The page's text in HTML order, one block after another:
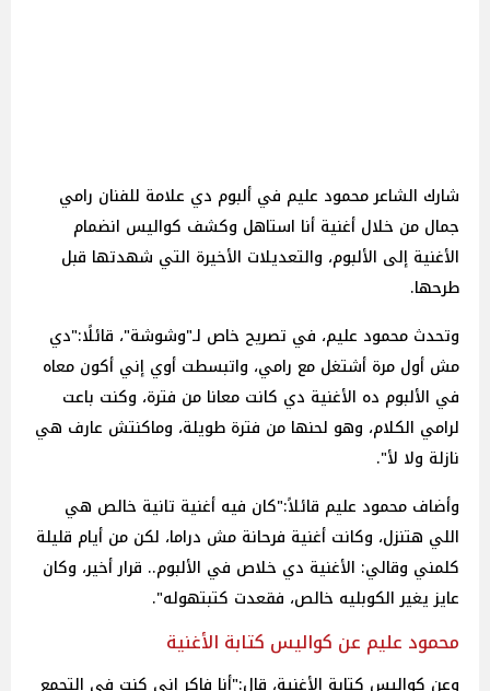
شارك الشاعر محمود عليم في ألبوم دي علامة للفنان رامي
جمال من خلال أغنية أنا استاهل وكشف كواليس انضمام
الأغنية إلى الألبوم، والتعديلات الأخيرة التي شهدتها قبل
طرحها.
وتحدث محمود عليم، في تصريح خاص لـ"وشوشة"، قائلًا:"دي
مش أول مرة أشتغل مع رامي، واتبسطت أوي إني أكون معاه
في الألبوم ده الأغنية دي كانت معانا من فترة، وكنت باعت
لرامي الكلام، وهو لحنها من فترة طويلة، وماكنتش عارف هي
نازلة ولا لأ".
وأضاف محمود عليم قائلاً:"كان فيه أغنية تانية خالص هي
اللي هتنزل، وكانت أغنية فرحانة مش دراما، لكن من أيام قليلة
كلمني وقالي: الأغنية دي خلاص في الألبوم.. قرار أخير، وكان
عايز يغير الكوبليه خالص، فقعدت كتبتهوله".
محمود عليم عن كواليس كتابة الأغنية
وعن كواليس كتابة الأغنية، قال:"أنا فاكر إني كنت في التجمع